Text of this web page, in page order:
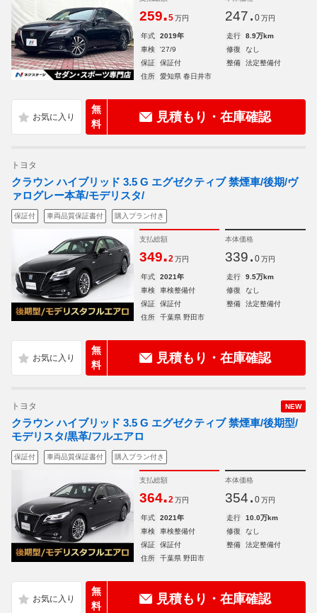
259.5 万円 247. 0 万円
年式 2019年 走行
8.9万km
車検
'27/9 修復
なし
保証
保証付 整備
法定整備付
住所
愛知県 春日井市
無
料
見積もり・在庫確認
トヨタ
クラウン ハイブリッド 3.5 G エグゼクティブ 禁煙車/後期/ヴ
ァログレー本革/モデリスタ/
保証付 車両品質保証書付 購入プラン付き
支払総額
349.2 万円
本体価格
339. 0 万円
年式 2021年 走行
9.5万km
車検
車検整備付 修復
なし
保証
保証付 整備
法定整備付
住所
千葉県 野田市
無
料
見積もり・在庫確認
NEW
トヨタ
クラウン ハイブリッド 3.5 G エグゼクティブ 禁煙車/後期型/
モデリスタ/黒革/フルエアロ
保証付 車両品質保証書付 購入プラン付き
支払総額
364.2 万円
本体価格
354. 0 万円
年式 2021年 走行
10.0万km
車検
車検整備付 修復
なし
保証
保証付 整備
法定整備付
住所
千葉県 野田市
無
料
見積もり・在庫確認